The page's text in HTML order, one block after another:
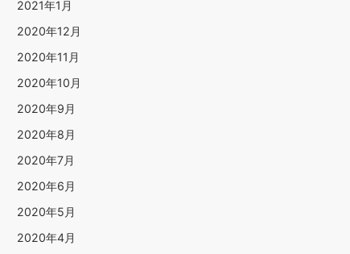
2021年1月
2020年12月
2020年11月
2020年10月
2020年9月
2020年8月
2020年7月
2020年6月
2020年5月
2020年4月